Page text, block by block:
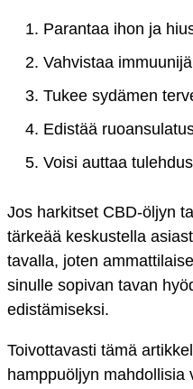
Parantaa ihon ja
Vahvistaa
Tukee sydämen
Edistää
Voisi auttaa
Jos harkitset CBD-öljyn
tärkeää keskustella
tavalla, joten
sinulle sopivan tavan
edistämiseksi.
Toivottavasti tämä
hamppuöljyn mahdollisia